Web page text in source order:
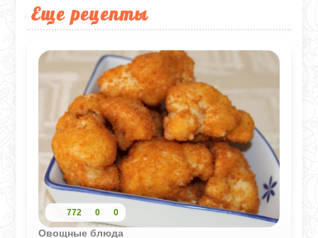
Еще рецепты
772 0 0
Овощные блюда